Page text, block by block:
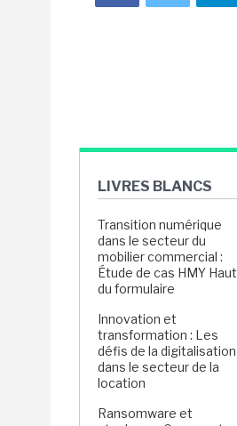
LIVRES BLANCS
Transition numérique
dans le secteur du
mobilier commercial :
Étude de cas HMY Haut
du formulaire
Innovation et
transformation : Les
défis de la digitalisation
dans le secteur de la
location
Ransomware et